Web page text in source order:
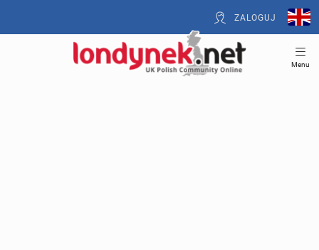
ZALOGUJ
Menu